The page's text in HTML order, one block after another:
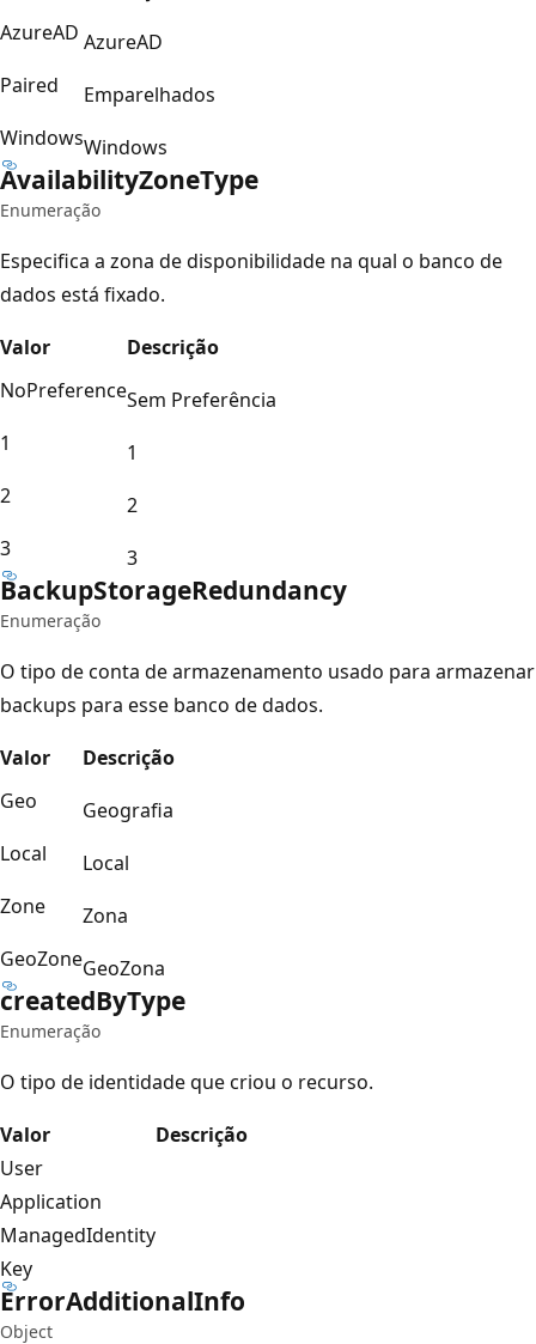
AzureAD AzureAD
Paired
Emparelhados
WindowsWindows
AvailabilityZoneType
Enumeração
Especifica a zona de disponibilidade na qual o banco de
dados está fixado.
Valor
Descrição
NoPreferenceSem Preferência
1
1
2
2
3
3
BackupStorageRedundancy
Enumeração
O tipo de conta de armazenamento usado para armazenar
backups para esse banco de dados.
Valor
Descrição
Geo
Geografia
Local
Local
Zone
Zona
GeoZoneGeoZona
createdByType
Enumeração
O tipo de identidade que criou o recurso.
Valor
Descrição
User
Application
ManagedIdentity
Key
ErrorAdditionalInfo
Object